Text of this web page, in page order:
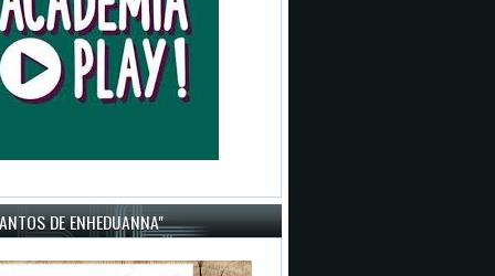
DE ENHEDUANNA"